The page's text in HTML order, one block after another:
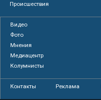
Происшествия
Видео
Фото
Мнения
Медиацентр
Колумнисты
Контакты Реклама